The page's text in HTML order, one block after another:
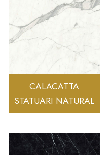
CALACATTA
STATUARI NATURAL